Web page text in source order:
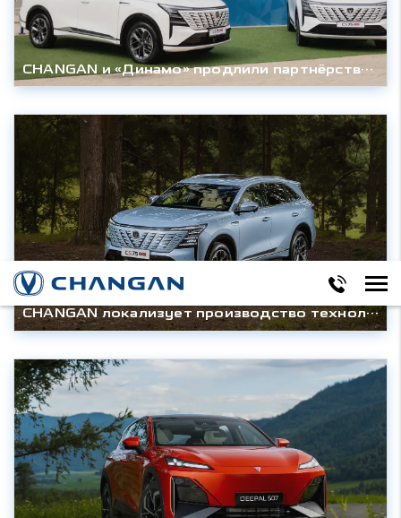
CHANGAN и «Динамо» продлили партнёрство до конца сезона 2027/28гг.
CHANGAN локализует производство технологичного кроссовера CS75PLUS AWD в России и снижает цену